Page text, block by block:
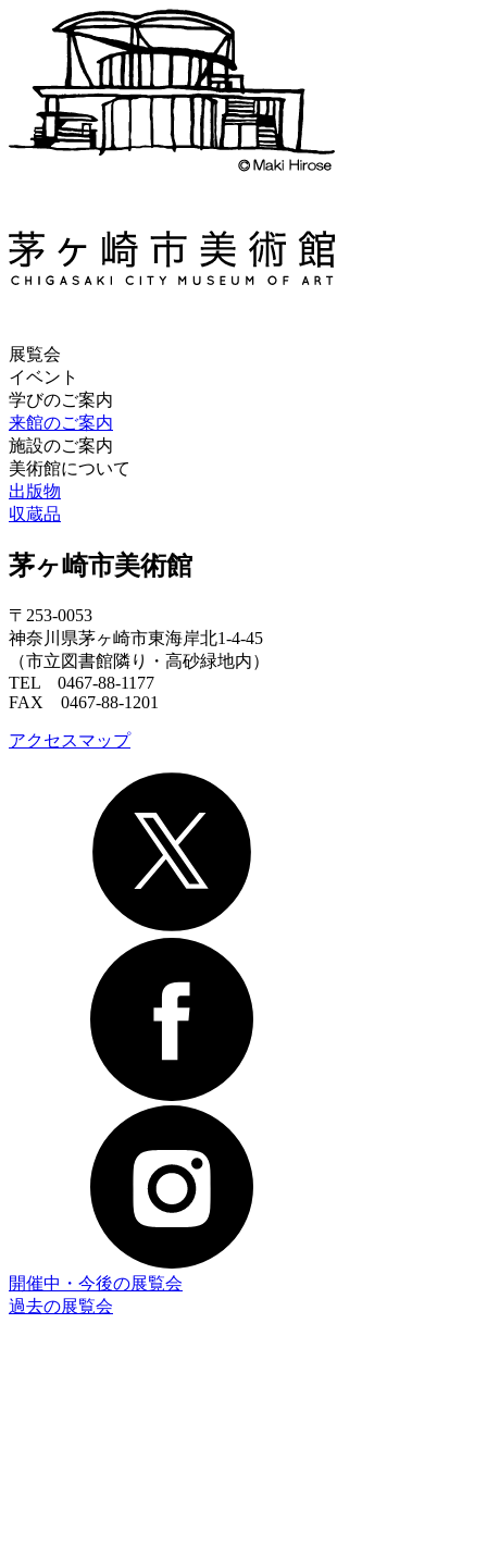
展覧会
イベント
学びのご案内
来館のご案内
施設のご案内
美術館について
出版物
収蔵品
茅ヶ崎市美術館
〒253-0053
神奈川県茅ヶ崎市東海岸北1-4-45
（市立図書館隣り・高砂緑地内）
TEL 0467-88-1177
FAX 0467-88-1201
アクセスマップ
開催中・今後の展覧会
過去の展覧会